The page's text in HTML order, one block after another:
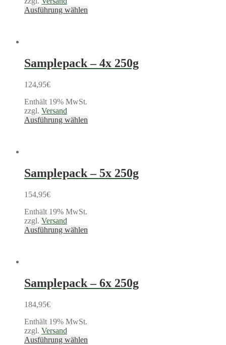
Ausführung wählen
Samplepack – 4x 250g
124,95€
Enthält 19% MwSt.
zzgl. Versand
Ausführung wählen
Samplepack – 5x 250g
154,95€
Enthält 19% MwSt.
zzgl. Versand
Ausführung wählen
Samplepack – 6x 250g
184,95€
Enthält 19% MwSt.
zzgl. Versand
Ausführung wählen